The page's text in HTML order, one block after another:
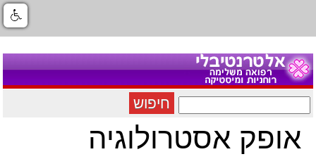
חיפוש
אופק אסטרולוגיה